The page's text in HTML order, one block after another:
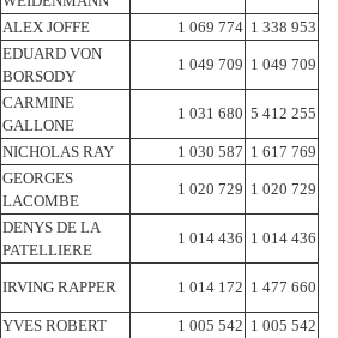
ALEX JOFFE 1 069 774 1 338 953
EDUARD VON
BORSODY
1 049 709 1 049 709
CARMINE
GALLONE
1 031 680 5 412 255
NICHOLAS RAY 1 030 587 1 617 769
GEORGES
LACOMBE
1 020 729 1 020 729
DENYS DE LA
PATELLIERE
1 014 436 1 014 436
IRVING RAPPER 1 014 172 1 477 660
YVES ROBERT 1 005 542 1 005 542